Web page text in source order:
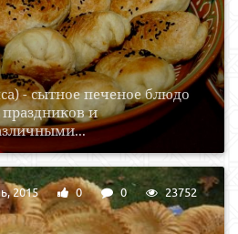
- сытное печеное блюдо
праздников и
2015 0 0 23752